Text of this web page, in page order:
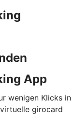
App
wenigen Klicks in
girocard